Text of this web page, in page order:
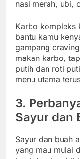
nasi merah, ubi,
Karbo kompleks
bantu kamu
gampang
makan karbo,
putih dan roti
menu utama
3.
Sayur dan
Sayur dan buah
yang mau mulai